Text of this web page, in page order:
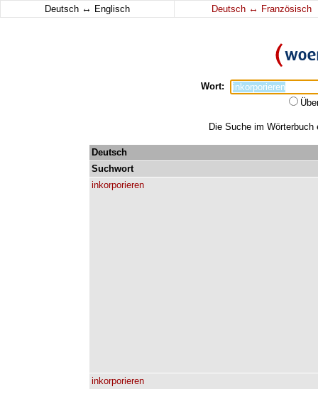
Deutsch ↔ Englisch Deutsch ↔ Französisch
Wort:
Die Suche im
Deutsch
Suchwort
inkorporieren
inkorporieren